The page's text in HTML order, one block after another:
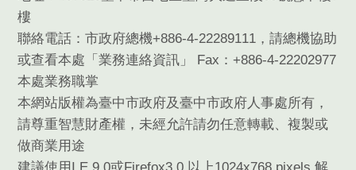
樓
聯絡電話：市政府總機+886-4-22289111，請總機協助
或查看本處「業務連絡資訊」 Fax：+886-4-22202977
本處業務職掌
本網站版權為臺中市政府及臺中市政府人事處所有，
請尊重智慧財產權，未經允許請勿任意轉載、複製或
做商業用途